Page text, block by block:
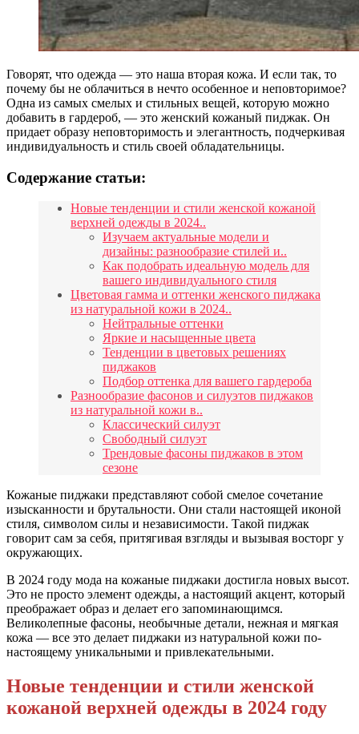
Говорят, что одежда — это наша вторая кожа. И если так, то
почему бы не облачиться в нечто особенное и неповторимое?
Одна из самых смелых и стильных вещей, которую можно
добавить в гардероб, — это женский кожаный пиджак. Он
придает образу неповторимость и элегантность, подчеркивая
индивидуальность и стиль своей обладательницы.
Содержание статьи:
Новые тенденции и стили женской кожаной
верхней одежды в 2024..
Изучаем актуальные модели и
дизайны: разнообразие стилей и..
Как подобрать идеальную модель для
вашего индивидуального стиля
Цветовая гамма и оттенки женского пиджака
из натуральной кожи в 2024..
Нейтральные оттенки
Яркие и насыщенные цвета
Тенденции в цветовых решениях
пиджаков
Подбор оттенка для вашего гардероба
Разнообразие фасонов и силуэтов пиджаков
из натуральной кожи в..
Классический силуэт
Свободный силуэт
Трендовые фасоны пиджаков в этом
сезоне
Кожаные пиджаки представляют собой смелое сочетание
изысканности и брутальности. Они стали настоящей иконой
стиля, символом силы и независимости. Такой пиджак
говорит сам за себя, притягивая взгляды и вызывая восторг у
окружающих.
В 2024 году мода на кожаные пиджаки достигла новых высот.
Это не просто элемент одежды, а настоящий акцент, который
преображает образ и делает его запоминающимся.
Великолепные фасоны, необычные детали, нежная и мягкая
кожа — все это делает пиджаки из натуральной кожи по-
настоящему уникальными и привлекательными.
Новые тенденции и стили женской
кожаной верхней одежды в 2024 году